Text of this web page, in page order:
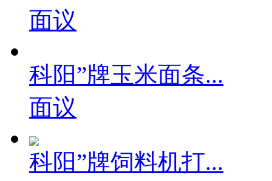
面议
科阳”牌玉米面条...
面议
科阳”牌饲料机打...